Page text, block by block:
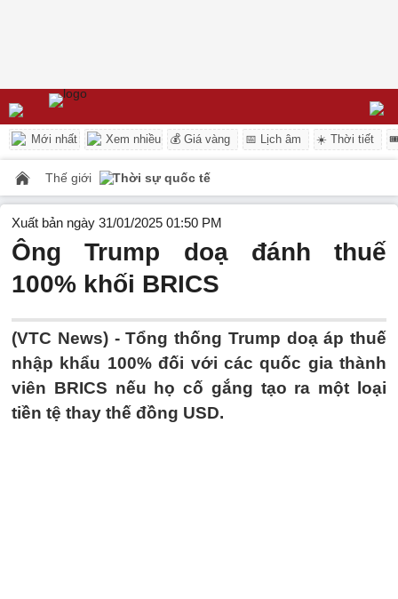
Mới nhất Xem nhiều 💰 Giá vàng 📅 Lịch âm ☀️ Thời tiết
Thế giới Thời sự quốc tế
Xuất bản ngày 31/01/2025 01:50 PM
Ông Trump doạ đánh thuế
100% khối BRICS
(VTC News) -Tổng thống Trump doạ áp thuế
nhập khẩu 100% đối với các quốc gia thành
viên BRICS nếu họ cố gắng tạo ra một loại
tiền tệ thay thế đồng USD.